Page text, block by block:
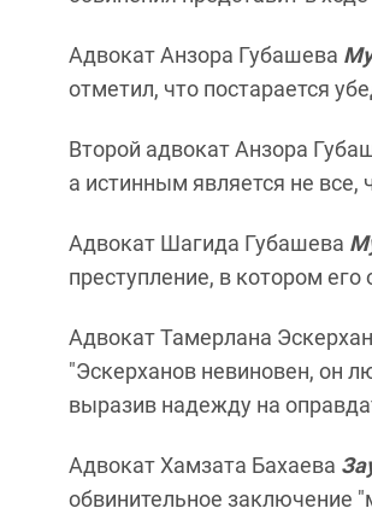
Адвокат Анзора Губашева
отметил, что постарается
Второй адвокат Анзора
а истинным является не
Адвокат Шагида Губашева
преступление, в котором его
Адвокат Тамерлана
"Эскерханов невиновен, он
выразив надежду на
Адвокат Хамзата Бахаева
обвинительное заключение